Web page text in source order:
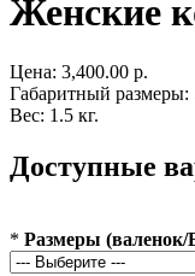
Женские
Цена: 3,400.00 р.
Габаритный размеры:
Вес: 1.5 кг.
Доступные
* Размеры (валенок/